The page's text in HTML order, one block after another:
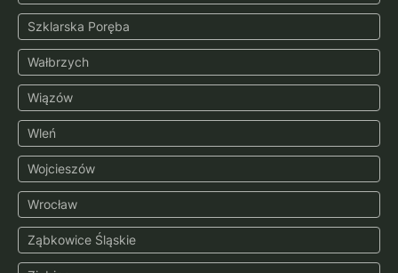
Szklarska Poręba
Wałbrzych
Wiązów
Wleń
Wojcieszów
Wrocław
Ząbkowice Śląskie